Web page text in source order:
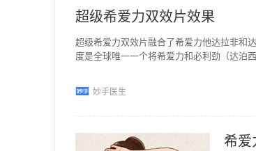
超级希爱力双效片效果
超级希爱力双效片融合了希爱力他达拉非和
度是全球唯一一个将希爱力和必利劲（达泊
妙手医生
希